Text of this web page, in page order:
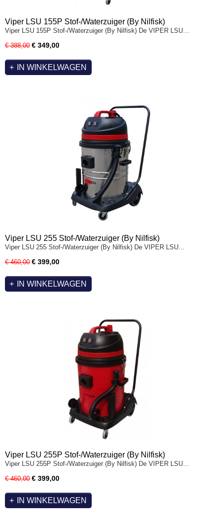
Viper LSU 155P Stof-/Waterzuiger (By Nilfisk)
Viper LSU 155P Stof-/Waterzuiger (By Nilfisk) De VIPER LSU…
€ 388,00 € 349,00
IN WINKELWAGEN
Viper LSU 255 Stof-/Waterzuiger (By Nilfisk)
Viper LSU 255 Stof-/Waterzuiger (By Nilfisk) De VIPER LSU…
€ 460,00 € 399,00
IN WINKELWAGEN
Viper LSU 255P Stof-/Waterzuiger (By Nilfisk)
Viper LSU 255P Stof-/Waterzuiger (By Nilfisk) De VIPER LSU…
€ 460,00 € 399,00
IN WINKELWAGEN